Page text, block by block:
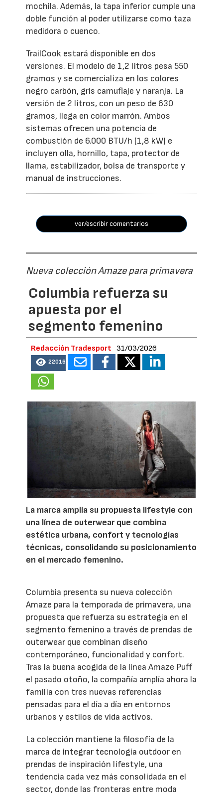
mochila. Además, la tapa inferior cumple una
doble función al poder utilizarse como taza
medidora o cuenco.
TrailCook estará disponible en dos
versiones. El modelo de 1,2 litros pesa 550
gramos y se comercializa en los colores
negro carbón, gris camuflaje y naranja. La
versión de 2 litros, con un peso de 630
gramos, llega en color marrón. Ambos
sistemas ofrecen una potencia de
combustión de 6.000 BTU/h (1,8 kW) e
incluyen olla, hornillo, tapa, protector de
llama, estabilizador, bolsa de transporte y
manual de instrucciones.
ver/escribir comentarios
Nueva colección Amaze para primavera
Columbia refuerza su
apuesta por el
segmento femenino
Redacción Tradesport 31/03/2026
22016
La marca amplía su propuesta lifestyle con
una línea de outerwear que combina
estética urbana, confort y tecnologías
técnicas, consolidando su posicionamiento
en el mercado femenino.
Columbia presenta su nueva colección
Amaze para la temporada de primavera, una
propuesta que refuerza su estrategia en el
segmento femenino a través de prendas de
outerwear que combinan diseño
contemporáneo, funcionalidad y confort.
Tras la buena acogida de la línea Amaze Puff
el pasado otoño, la compañía amplía ahora la
familia con tres nuevas referencias
pensadas para el día a día en entornos
urbanos y estilos de vida activos.
La colección mantiene la filosofía de la
marca de integrar tecnología outdoor en
prendas de inspiración lifestyle, una
tendencia cada vez más consolidada en el
sector, donde las fronteras entre moda